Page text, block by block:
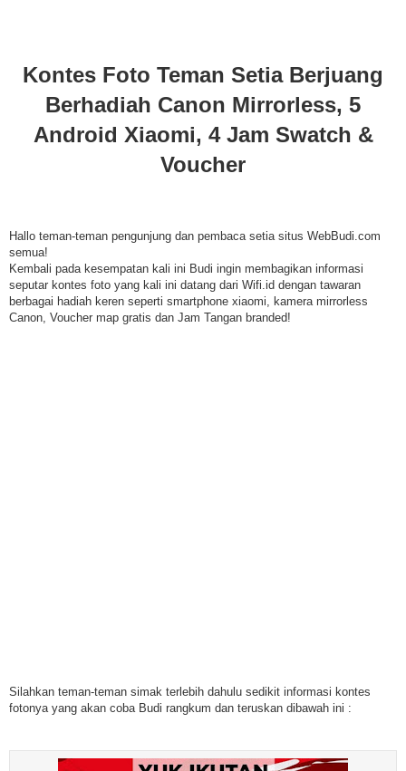
Kontes Foto Teman Setia Berjuang
Berhadiah Canon Mirrorless, 5
Android Xiaomi, 4 Jam Swatch &
Voucher
Hallo teman-teman pengunjung dan pembaca setia situs WebBudi.com
semua!
Kembali pada kesempatan kali ini Budi ingin membagikan informasi
seputar kontes foto yang kali ini datang dari Wifi.id dengan tawaran
berbagai hadiah keren seperti smartphone xiaomi, kamera mirrorless
Canon, Voucher map gratis dan Jam Tangan branded!
Silahkan teman-teman simak terlebih dahulu sedikit informasi kontes
fotonya yang akan coba Budi rangkum dan teruskan dibawah ini :